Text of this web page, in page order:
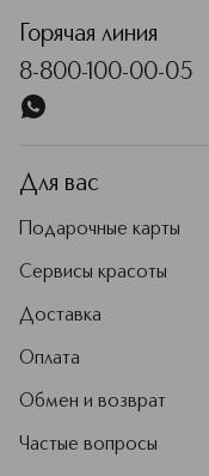
Горячая линия
8-800-100-00-05
Для вас
Подарочные карты
Сервисы красоты
Доставка
Оплата
Обмен и возврат
Частые вопросы